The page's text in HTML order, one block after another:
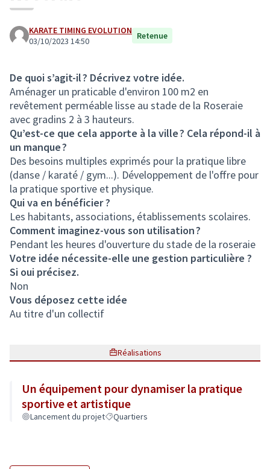
KARATE TIMING EVOLUTION
03/10/2023 14:50
Retenue
De quoi s’agit-il ? Décrivez votre idée.
Aménager un praticable d'environ 100 m2 en
revêtement perméable lisse au stade de la Roseraie
avec gradins 2 à 3 hauteurs.
Qu’est-ce que cela apporte à la ville ? Cela répond-il à
un manque ?
Des besoins multiples exprimés pour la pratique libre
(danse / karaté / gym...). Développement de l'offre pour
la pratique sportive et physique.
Qui va en bénéficier ?
Les habitants, associations, établissements scolaires.
Comment imaginez-vous son utilisation ?
Pendant les heures d'ouverture du stade de la roseraie
Votre idée nécessite-elle une gestion particulière ?
Si oui précisez.
Non
Vous déposez cette idée
Au titre d'un collectif
Réalisations
Un équipement pour dynamiser la pratique
sportive et artistique
Lancement du projet Quartiers